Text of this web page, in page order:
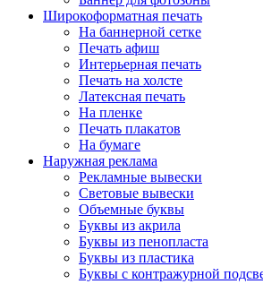
Широкоформатная печать
На баннерной сетке
Печать афиш
Интерьерная печать
Печать на холсте
Латексная печать
На пленке
Печать плакатов
На бумаге
Наружная реклама
Рекламные вывески
Световые вывески
Объемные буквы
Буквы из акрила
Буквы из пенопласта
Буквы из пластика
Буквы с контражурной